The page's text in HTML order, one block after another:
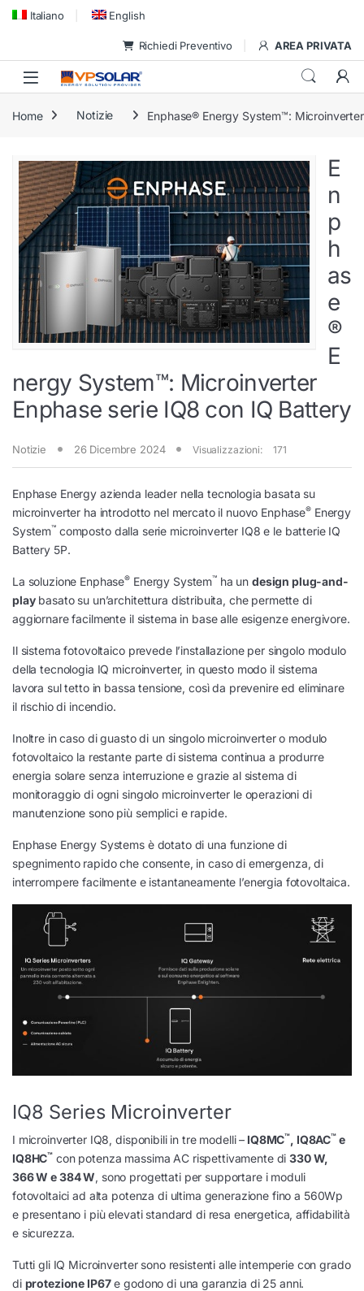
Skip to navigation
Skip to content
Italiano English
Richiedi Preventivo AREA PRIVATA
Home Notizie Enphase® Energy System™:
E
n
p
h
as
e
®
E
nergy System™: Microinverter
Enphase serie IQ8 con IQ Battery
Notizie 26 Dicembre 2024 Visualizzazioni: 171
Enphase Energy azienda leader nella tecnologia basata su
microinverter ha introdotto nel mercato il nuovo Enphase® Energy
System™ composto dalla serie microinverter IQ8 e le batterie IQ
Battery 5P.
La soluzione Enphase® Energy System™ ha undesign plug-and-
playbasato su un’architettura distribuita, che permette di
aggiornare facilmente il sistema in base alle esigenze energivore.
Il sistema fotovoltaico prevede l’installazione per singolo modulo
della tecnologia IQ microinverter, in questo modo il sistema
lavora sul tetto in bassa tensione, così da prevenire ed eliminare
il rischio di incendio.
Inoltre in caso di guasto di un singolo microinverter o modulo
fotovoltaico la restante parte di sistema continua a produrre
energia solare senza interruzione e grazie al sistema di
monitoraggio di ogni singolo microinverter le operazioni di
manutenzione sono più semplici e rapide.
Enphase Energy Systems è dotato di una funzione di
spegnimento rapido che consente, in caso di emergenza, di
interrompere facilmente e istantaneamente l’energia fotovoltaica.
IQ8 Series Microinverter
I microinverter IQ8, disponibili in tre modelli – IQ8MC™, IQ8AC™ e
IQ8HC™ con potenza massima AC rispettivamente di330 W,
366 W e 384 W, sono progettati per supportare i moduli
fotovoltaici ad alta potenza di ultima generazione fino a 560Wp
e presentano i più elevati standard di resa energetica, affidabilità
e sicurezza.
Tutti gli IQ Microinverter sono resistenti alle intemperie con grado
di protezione IP67e godono di una garanzia di 25 anni.